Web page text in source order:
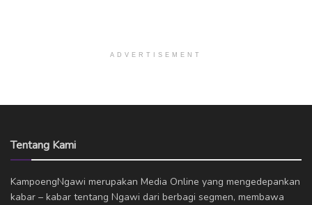
ADVERTISEMENT
Tentang Kami
KampoengNgawi merupakan Media Online yang mengedepankan
kabar – kabar tentang Ngawi dari berbagi segmen, membawa